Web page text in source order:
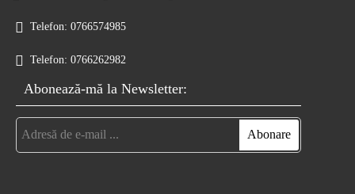
Telefon: 0766574985
Telefon: 0766262982
Abonează-mă la Newsletter: